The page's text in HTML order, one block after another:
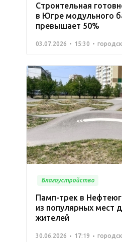
Строительная
в Югре модульного
превышает 50%
03.07.2026 15:30
Благоустройство
Памп-трек в
из популярных мест
жителей
30.06.2026 17:19